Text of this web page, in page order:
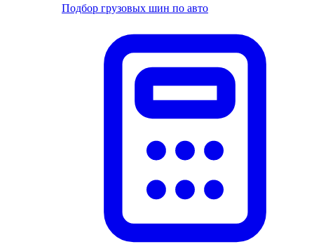
Подбор грузовых шин по авто